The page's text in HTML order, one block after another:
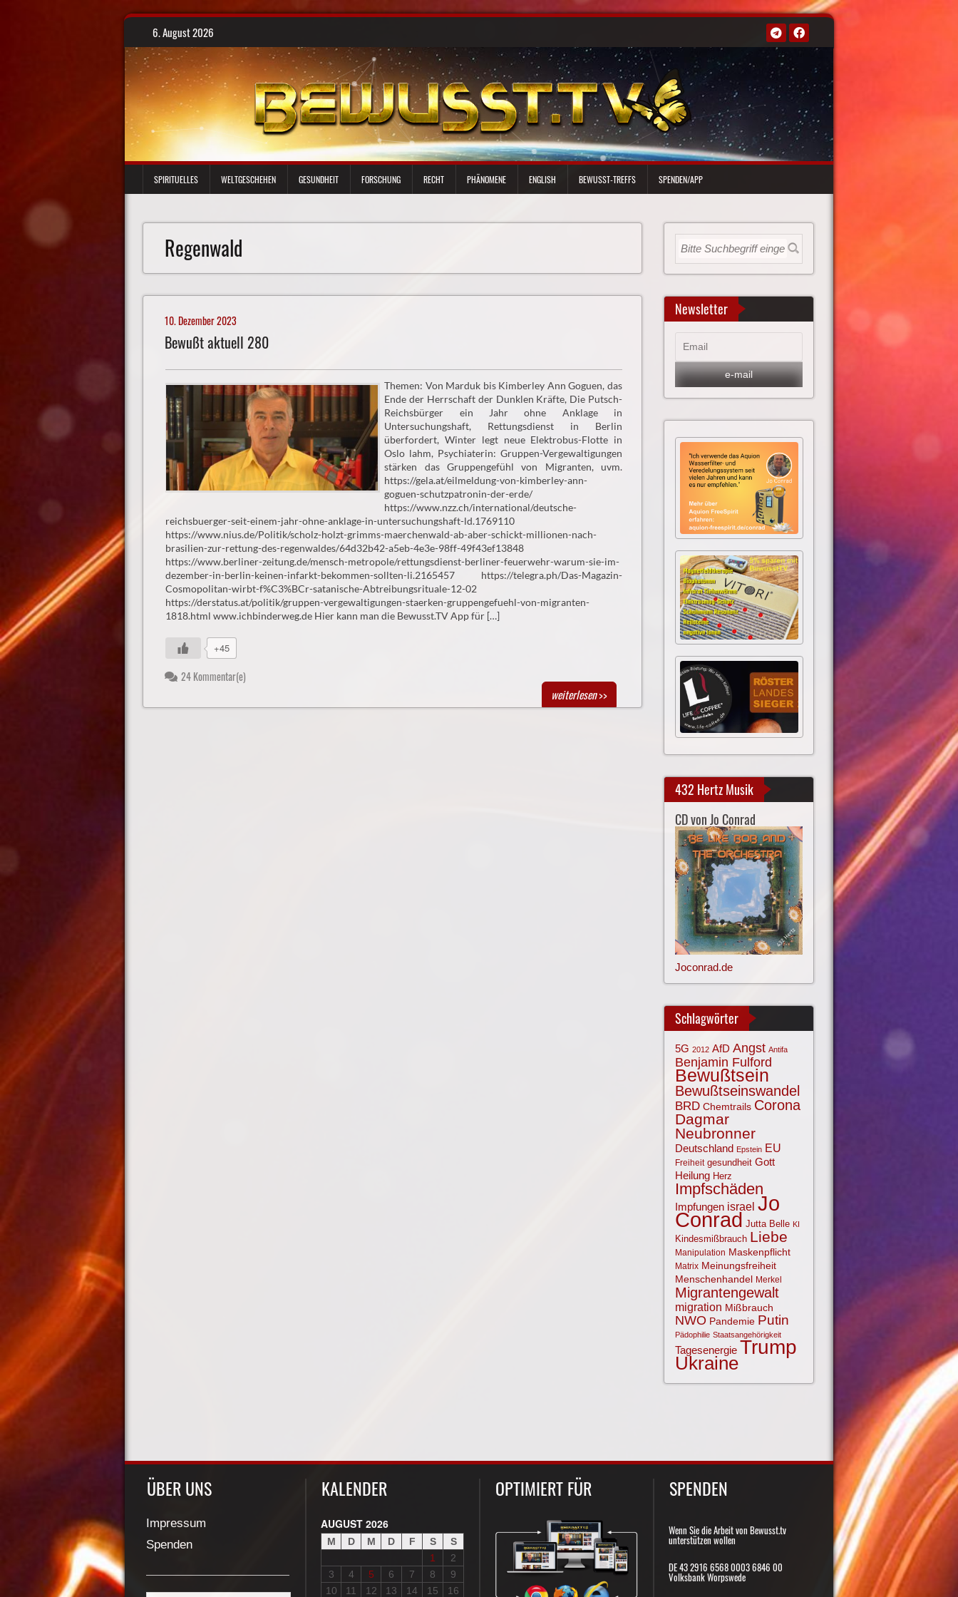
Skip
content
6. August 2026
SPIRITUELLES WELTGESCHEHEN GESUNDHEIT FORSCHUNG RECHT PHÄNOMENE ENGLISH BEWUSST-TREFFS SPENDEN/APP
Regenwald
10. Dezember 2023
Bewußt aktuell 280
Themen: Von Marduk bis Kimberley Ann Goguen, das
Ende der Herrschaft der Dunklen Kräfte, Die Putsch-
Reichsbürger ein Jahr ohne Anklage in
Untersuchungshaft, Rettungsdienst in Berlin
überfordert, Winter legt neue Elektrobus-Flotte in
Oslo lahm, Psychiaterin: Gruppen-Vergewaltigungen
stärken das Gruppengefühl von Migranten, uvm.
https://gela.at/eilmeldung-von-kimberley-ann-
goguen-schutzpatronin-der-erde/
https://www.nzz.ch/international/deutsche-
reichsbuerger-seit-einem-jahr-ohne-anklage-in-untersuchungshaft-ld.1769110
https://www.nius.de/Politik/scholz-holzt-grimms-maerchenwald-ab-aber-schickt-millionen-nach-
brasilien-zur-rettung-des-regenwaldes/64d32b42-a5eb-4e3e-98ff-49f43ef13848
https://www.berliner-zeitung.de/mensch-metropole/rettungsdienst-berliner-feuerwehr-warum-sie-im-
dezember-in-berlin-keinen-infarkt-bekommen-sollten-li.2165457 https://telegra.ph/Das-Magazin-
Cosmopolitan-wirbt-f%C3%BCr-satanische-Abtreibungsrituale-12-02
https://derstatus.at/politik/gruppen-vergewaltigungen-staerken-gruppengefuehl-von-migranten-
1818.html www.ichbinderweg.de Hier kann man die Bewusst.TV App für […]
+45
24 Kommentar(e)
weiterlesen>>
Newsletter
432 Hertz Musik
CD von Jo Conrad
Joconrad.de
Schlagwörter
5G 2012 AfD Angst Antifa
Benjamin Fulford
Bewußtsein
Bewußtseinswandel
BRD Chemtrails Corona
Dagmar
Neubronner
Deutschland Epstein EU
Freiheit gesundheit Gott
Heilung Herz
Impfschäden
Impfungen israel Jo
Conrad Jutta Belle KI
Kindesmißbrauch Liebe
Manipulation Maskenpflicht
Matrix Meinungsfreiheit
Menschenhandel Merkel
Migrantengewalt
migration Mißbrauch
NWO Pandemie Putin
Pädophilie Staatsangehörigkeit
Tagesenergie Trump
Ukraine
ÜBER UNS
Impressum
Spenden
KALENDER
AUGUST 2026
M D M D F S
S
1
2
3
4 5 6 7 8
9
10
11 12 13 14 15 16
OPTIMIERT FÜR SPENDEN
Wenn Sie die Arbeit von Bewusst.tv
unterstützen wollen
DE 43 2916 6568 0003 6846 00
Volksbank Worpswede